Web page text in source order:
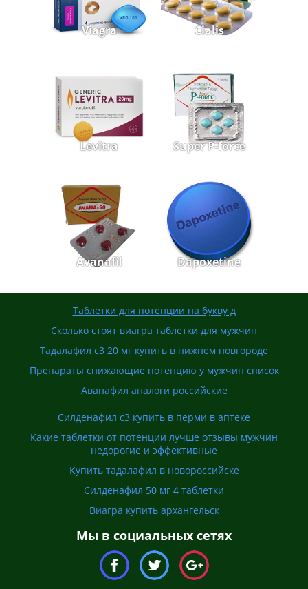
Viagra Cialis
Levitra Super P-force
Avanafil Dapoxetine
Таблетки для потенции на букву д
Сколько стоят виагра таблетки для мужчин
Тадалафил с3 20 мг купить в нижнем новгороде
Препараты снижающие потенцию у мужчин список
Аванафил аналоги российские
Силденафил с3 купить в перми в аптеке
Какие таблетки от потенции лучше отзывы мужчин
недорогие и эффективные
Купить тадалафил в новороссийске
Силденафил 50 мг 4 таблетки
Виагра купить архангельск
Мы в социальных сетях